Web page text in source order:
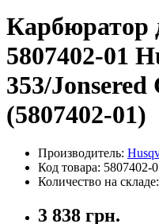
Карбюратор
5807402-01
353/Jonsered
(5807402-01)
Производитель:
Код товара: 5807402-
Количество на складе:
3 838 грн.